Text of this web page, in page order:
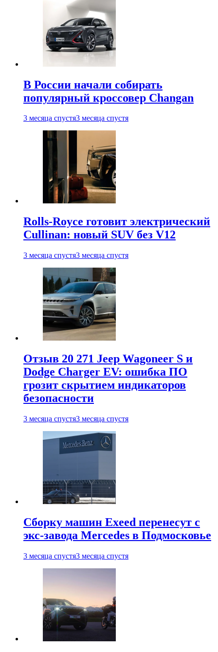
В России начали собирать
популярный кроссовер Changan
3 месяца спустя3 месяца спустя
Rolls-Royce готовит электрический
Cullinan: новый SUV без V12
3 месяца спустя3 месяца спустя
Отзыв 20 271 Jeep Wagoneer S и
Dodge Charger EV: ошибка ПО
грозит скрытием индикаторов
безопасности
3 месяца спустя3 месяца спустя
Сборку машин Exeed перенесут с
экс-завода Mercedes в Подмосковье
3 месяца спустя3 месяца спустя